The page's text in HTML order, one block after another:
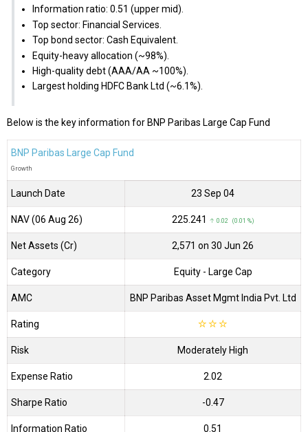
Information ratio: 0.51 (upper mid).
Top sector: Financial Services.
Top bond sector: Cash Equivalent.
Equity-heavy allocation (~98%).
High-quality debt (AAA/AA ~100%).
Largest holding HDFC Bank Ltd (~6.1%).
Below is the key information for BNP Paribas Large Cap Fund
BNP Paribas Large Cap Fund
Growth
Launch Date 23 Sep 04
NAV (06 Aug 26) ₹225.241 ↑ 0.02 (0.01 %)
Net Assets (Cr) ₹2,571 on 30 Jun 26
Category Equity - Large Cap
AMC BNP Paribas Asset Mgmt India Pvt. Ltd
Rating ☆☆☆
Risk Moderately High
Expense Ratio 2.02
Sharpe Ratio -0.47
Information Ratio 0.51